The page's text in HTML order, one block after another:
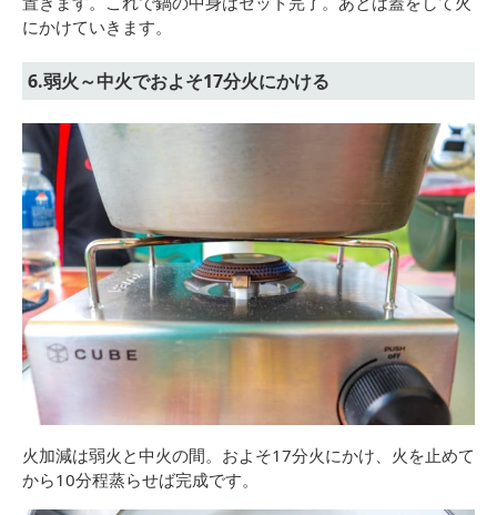
にかけていきます。
6.弱火～中火でおよそ17分火にかける
火加減は弱火と中火の間。およそ17分火にかけ、火を止めて
から10分程蒸らせば完成です。